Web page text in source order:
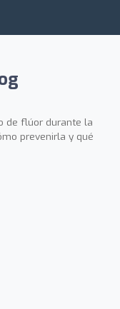
de flúor durante la
prevenirla y qué